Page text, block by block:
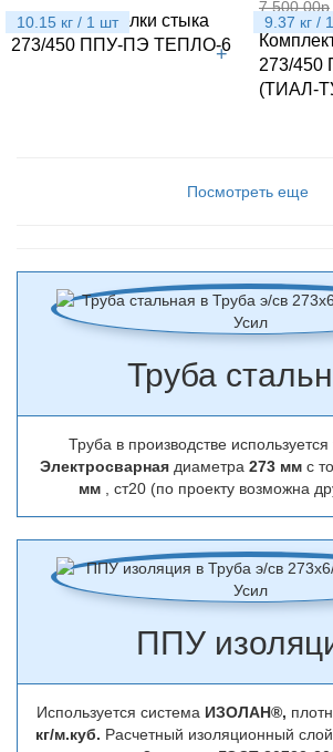
10.15 кг / 1 шт
+
Комплект заделки стыка
273/450 ППУ-ПЭ ТЕПЛО-6
9.37 кг /
7 500.00р
273/
(ТИАЛ-
Посмотреть еще
Труба
Труба в производстве
Электросварная диаметра 273 ммс
мм , ст20 (по проекту возможна
ППУ
Используется система ИЗОЛАН®,
кг/м.куб. Расчетный изоляционный слой